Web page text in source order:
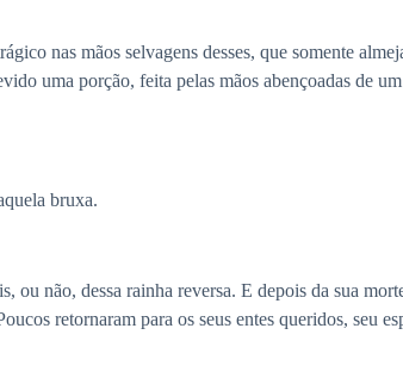
nas mãos selvagens desses, que somente
uma porção, feita pelas mãos abençoadas de
bruxa.
ou não, dessa rainha reversa. E depois da sua
retornaram para os seus entes queridos, seu